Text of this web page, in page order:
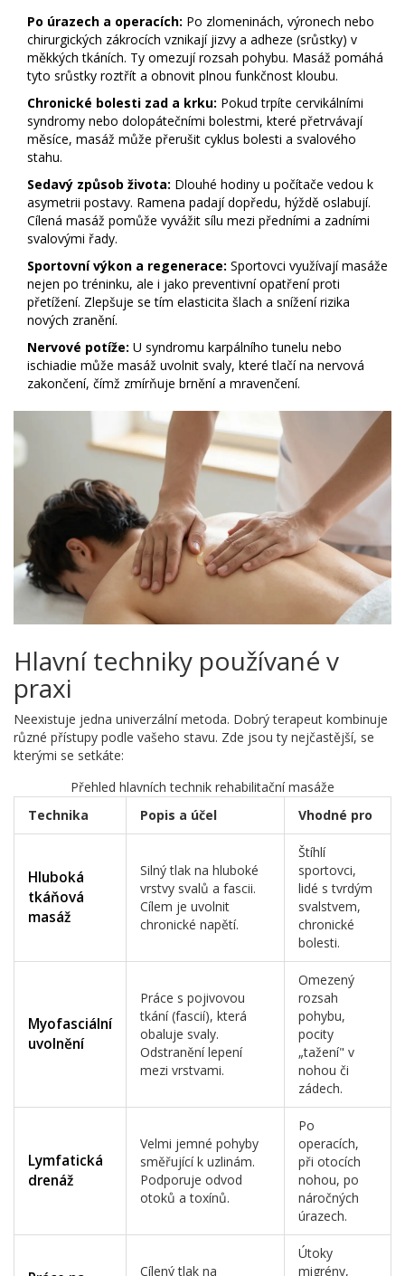
Po úrazech a operacích: Po zlomeninách, výronech nebo
chirurgických zákrocích vznikají jizvy a adheze (srůstky) v
měkkých tkáních. Ty omezují rozsah pohybu. Masáž pomáhá
tyto srůstky roztřít a obnovit plnou funkčnost kloubu.
Chronické bolesti zad a krku: Pokud trpíte cervikálními
syndromy nebo dolopátečními bolestmi, které přetrvávají
měsíce, masáž může přerušit cyklus bolesti a svalového
stahu.
Sedavý způsob života: Dlouhé hodiny u počítače vedou k
asymetrii postavy. Ramena padají dopředu, hýždě oslabují.
Cílená masáž pomůže vyvážit sílu mezi předními a zadními
svalovými řady.
Sportovní výkon a regenerace: Sportovci využívají masáže
nejen po tréninku, ale i jako preventivní opatření proti
přetížení. Zlepšuje se tím elasticita šlach a snížení rizika
nových zranění.
Nervové potíže: U syndromu karpálního tunelu nebo
ischiadie může masáž uvolnit svaly, které tlačí na nervová
zakončení, čímž zmírňuje brnění a mravenčení.
Hlavní techniky používané v
praxi
Neexistuje jedna univerzální metoda. Dobrý terapeut kombinuje
různé přístupy podle vašeho stavu. Zde jsou ty nejčastější, se
kterými se setkáte:
Přehled hlavních technik rehabilitační masáže
Technika
Popis a účel Vhodné pro
Hluboká
tkáňová
masáž
Silný tlak na hluboké
vrstvy svalů a fascii.
Cílem je uvolnit
chronické napětí.
Štíhlí
sportovci,
lidé s tvrdým
svalstvem,
chronické
bolesti.
Myofasciální
uvolnění
Práce s pojivovou
tkání (fascií), která
obaluje svaly.
Odstranění lepení
mezi vrstvami.
Omezený
rozsah
pohybu,
pocity
„tažení" v
nohou či
zádech.
Lymfatická
drenáž
Velmi jemné pohyby
směřující k uzlinám.
Podporuje odvod
otoků a toxínů.
Po
operacích,
při otocích
nohou, po
náročných
úrazech.
Cílený tlak na
Útoky
migrény,